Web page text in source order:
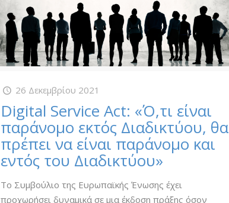
26 Δεκεμβρίου 2021
Digital Service Act: «Ό,τι είναι
παράνομο εκτός Διαδικτύου, θα
πρέπει να είναι παράνομο και
εντός του Διαδικτύου»
Το Συμβούλιο της Ευρωπαϊκής Ένωσης έχει
προχωρήσει δυναμικά σε μια έκδοση πράξης όσον